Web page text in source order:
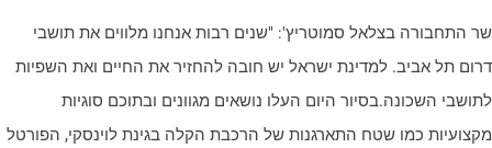
התחבורה בצלאל סמוטריץ': "שנים רבות אנחנו מלווים את תושבי
תל אביב. למדינת ישראל יש חובה להחזיר את החיים ואת השפיות
השכונה.בסיור היום העלו נושאים מגוונים ובתוכם סוגיות
כמו שטח התארגנות של הרכבת הקלה בגינת לוינסקי, הפורטל